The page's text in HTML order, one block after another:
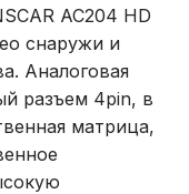
AC204 HD
снаружи и
Аналоговая
разъем 4pin, в
матрица,